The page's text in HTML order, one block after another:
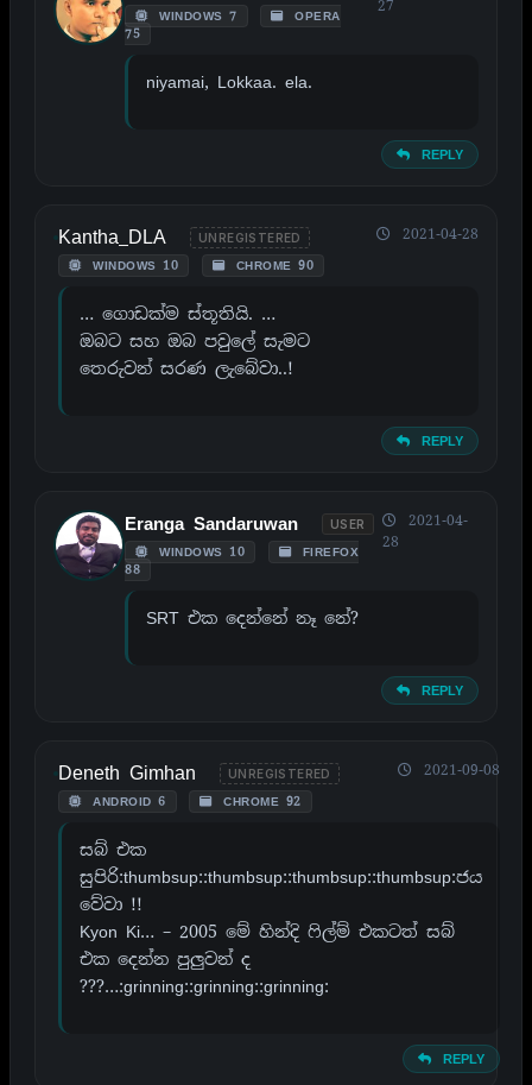
WINDOWS 7
OPERA
75
27
niyamai, Lokkaa. ela.
REPLY
Kantha_DLA UNREGISTERED
WINDOWS 10 CHROME 90
2021-04-28
… ගොඩක්ම ස්තූතියි. …
ඔබට සහ ඔබ පවුලේ සැමට
තෙරුවන් සරණ ලැබේවා..!
REPLY
Eranga Sandaruwan USER
WINDOWS 10
FIREFOX
88
2021-04-
28
SRT එක දෙන්නේ නෑ නේ?
REPLY
Deneth Gimhan UNREGISTERED
ANDROID 6 CHROME 92
2021-09-08
සබ් එක
සුපිරි:thumbsup::thumbsup::thumbsup::thumbsup:ජය
වේවා !!
Kyon Ki… – 2005 මේ හින්දි ෆිල්ම් එකටත් සබ්
එක දෙන්න පුලුවන් ද
???…:grinning::grinning::grinning:
REPLY